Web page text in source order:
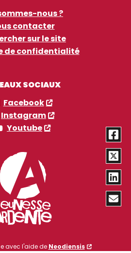
nous ?
contacter
sur le site
de confidentialité
SOCIAUX
Facebook
Instagram
Youtube
avec l'aide de Neodiensis